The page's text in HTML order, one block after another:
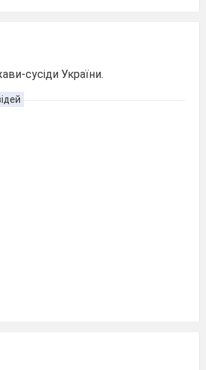
сусіди України.